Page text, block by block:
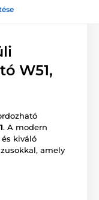
W51,
. A modern
kiváló
amely